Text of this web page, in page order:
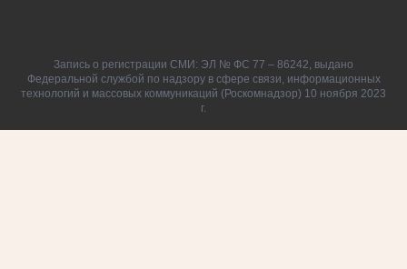
Запись о регистрации СМИ: ЭЛ № ФС 77 – 86242, выдано
Федеральной службой по надзору в сфере связи, информационных
технологий и массовых коммуникаций (Роскомнадзор) 10 ноября 2023
г.